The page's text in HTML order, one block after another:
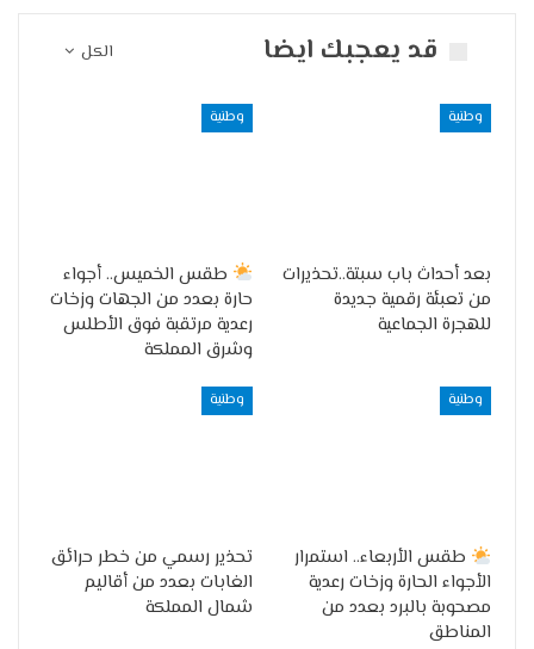
الكل قد يعجبك ايضا
وطنية
بعد أحداث باب سبتة..تحذيرات
من تعبئة رقمية جديدة
للهجرة الجماعية
وطنية
طقس الخميس.. أجواء
حارة بعدد من الجهات وزخات
رعدية مرتقبة فوق الأطلس
وشرق المملكة
وطنية
طقس الأربعاء.. استمرار
الأجواء الحارة وزخات رعدية
مصحوبة بالبرد بعدد من
المناطق
وطنية
تحذير رسمي من خطر حرائق
الغابات بعدد من أقاليم
شمال المملكة